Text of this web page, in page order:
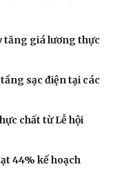
tăng giá lương thực
sạc điện tại các
chất từ Lễ hội
44% kế hoạch